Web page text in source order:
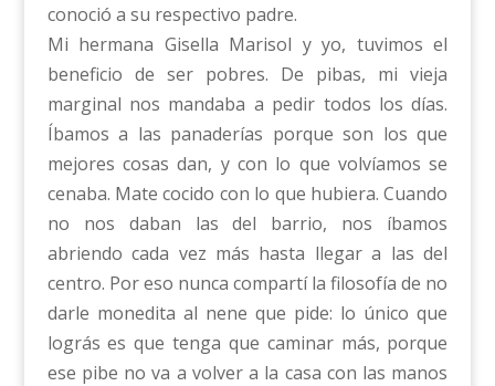
conoció a su respectivo padre.
Mi hermana Gisella Marisol y yo, tuvimos el
beneficio de ser pobres. De pibas, mi vieja
marginal nos mandaba a pedir todos los días.
Íbamos a las panaderías porque son los que
mejores cosas dan, y con lo que volvíamos se
cenaba. Mate cocido con lo que hubiera. Cuando
no nos daban las del barrio, nos íbamos
abriendo cada vez más hasta llegar a las del
centro. Por eso nunca compartí la filosofía de no
darle monedita al nene que pide: lo único que
lográs es que tenga que caminar más, porque
ese pibe no va a volver a la casa con las manos